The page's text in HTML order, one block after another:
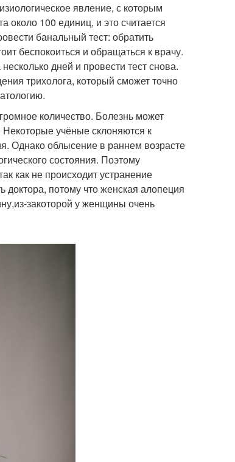
явление, с которым
около 100 единиц, и это считается
банальный тест: обратить
беспокоиться и обращаться к врачу.
дней и провести тест снова.
трихолога, который сможет точно
количество. Болезнь может
учёные склоняются к
Однако облысение в раннем возрасте
состояния. Поэтому
как не происходит устранение
доктора, потому что женская алопеция
из-закоторой у женщины очень